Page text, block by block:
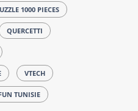
1000 PIECES
QUERCETTI
VTECH
TUNISIE